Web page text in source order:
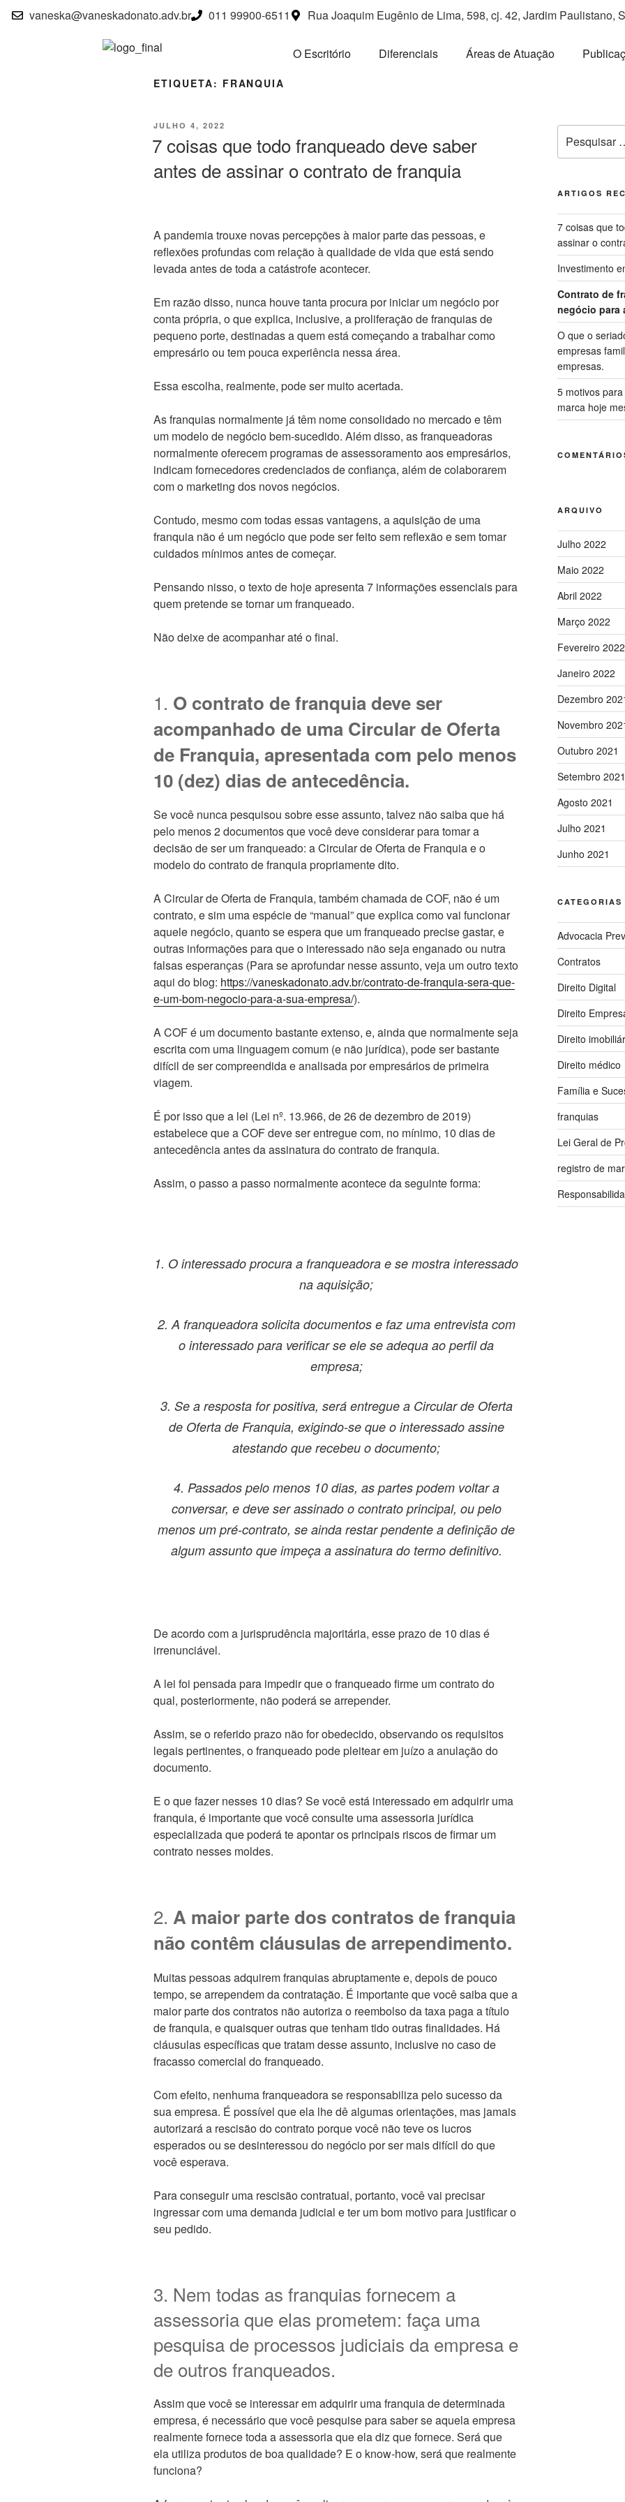
vaneska@vaneskadonato.adv.br 011 99900-6511 Rua Joaquim Eugênio de Lima, 598, cj. 42, Jardim Paulistano,
O Escritório Diferenciais Áreas de Atuação
ETIQUETA: FRANQUIA
JULHO 4, 2022
7 coisas que todo franqueado deve saber
antes de assinar o contrato de franquia
A pandemia trouxe novas percepções à maior parte das pessoas, e
reflexões profundas com relação à qualidade de vida que está sendo
levada antes de toda a catástrofe acontecer.
Em razão disso, nunca houve tanta procura por iniciar um negócio por
conta própria, o que explica, inclusive, a proliferação de franquias de
pequeno porte, destinadas a quem está começando a trabalhar como
empresário ou tem pouca experiência nessa área.
Essa escolha, realmente, pode ser muito acertada.
As franquias normalmente já têm nome consolidado no mercado e têm
um modelo de negócio bem-sucedido. Além disso, as franqueadoras
normalmente oferecem programas de assessoramento aos empresários,
indicam fornecedores credenciados de confiança, além de colaborarem
com o marketing dos novos negócios.
Contudo, mesmo com todas essas vantagens, a aquisição de uma
franquia não é um negócio que pode ser feito sem reflexão e sem tomar
cuidados mínimos antes de começar.
Pensando nisso, o texto de hoje apresenta 7 informações essenciais para
quem pretende se tornar um franqueado.
Não deixe de acompanhar até o final.
1. O contrato de franquia deve ser
acompanhado de uma Circular de Oferta
de Franquia, apresentada com pelo menos
10 (dez) dias de antecedência.
Se você nunca pesquisou sobre esse assunto, talvez não saiba que há
pelo menos 2 documentos que você deve considerar para tomar a
decisão de ser um franqueado: a Circular de Oferta de Franquia e o
modelo do contrato de franquia propriamente dito.
A Circular de Oferta de Franquia, também chamada de COF, não é um
contrato, e sim uma espécie de “manual” que explica como vai funcionar
aquele negócio, quanto se espera que um franqueado precise gastar, e
outras informações para que o interessado não seja enganado ou nutra
falsas esperanças (Para se aprofundar nesse assunto, veja um outro texto
aqui do blog: https://vaneskadonato.adv.br/contrato-de-franquia-sera-que-
e-um-bom-negocio-para-a-sua-empresa/).
A COF é um documento bastante extenso, e, ainda que normalmente seja
escrita com uma linguagem comum (e não jurídica), pode ser bastante
difícil de ser compreendida e analisada por empresários de primeira
viagem.
É por isso que a lei (Lei nº. 13.966, de 26 de dezembro de 2019)
estabelece que a COF deve ser entregue com, no mínimo, 10 dias de
antecedência antes da assinatura do contrato de franquia.
Assim, o passo a passo normalmente acontece da seguinte forma:
1. O interessado procura a franqueadora e se mostra interessado
na aquisição;
2. A franqueadora solicita documentos e faz uma entrevista com
o interessado para verificar se ele se adequa ao perfil da
empresa;
3. Se a resposta for positiva, será entregue a Circular de Oferta
de Oferta de Franquia, exigindo-se que o interessado assine
atestando que recebeu o documento;
4. Passados pelo menos 10 dias, as partes podem voltar a
conversar, e deve ser assinado o contrato principal, ou pelo
menos um pré-contrato, se ainda restar pendente a definição de
algum assunto que impeça a assinatura do termo definitivo.
De acordo com a jurisprudência majoritária, esse prazo de 10 dias é
irrenunciável.
A lei foi pensada para impedir que o franqueado firme um contrato do
qual, posteriormente, não poderá se arrepender.
Assim, se o referido prazo não for obedecido, observando os requisitos
legais pertinentes, o franqueado pode pleitear em juízo a anulação do
documento.
E o que fazer nesses 10 dias? Se você está interessado em adquirir uma
franquia, é importante que você consulte uma assessoria jurídica
especializada que poderá te apontar os principais riscos de firmar um
contrato nesses moldes.
2. A maior parte dos contratos de franquia
não contêm cláusulas de arrependimento.
Muitas pessoas adquirem franquias abruptamente e, depois de pouco
tempo, se arrependem da contratação. É importante que você saiba que a
maior parte dos contratos não autoriza o reembolso da taxa paga a título
de franquia, e quaisquer outras que tenham tido outras finalidades. Há
cláusulas específicas que tratam desse assunto, inclusive no caso de
fracasso comercial do franqueado.
Com efeito, nenhuma franqueadora se responsabiliza pelo sucesso da
sua empresa. É possível que ela lhe dê algumas orientações, mas jamais
autorizará a rescisão do contrato porque você não teve os lucros
esperados ou se desinteressou do negócio por ser mais difícil do que
você esperava.
Para conseguir uma rescisão contratual, portanto, você vai precisar
ingressar com uma demanda judicial e ter um bom motivo para justificar o
seu pedido.
3. Nem todas as franquias fornecem a
assessoria que elas prometem: faça uma
pesquisa de processos judiciais da empresa e
de outros franqueados.
Assim que você se interessar em adquirir uma franquia de determinada
empresa, é necessário que você pesquise para saber se aquela empresa
realmente fornece toda a assessoria que ela diz que fornece. Será que
ela utiliza produtos de boa qualidade? E o know-how, será que realmente
funciona?
ARTIGOS
7 coisas que
assinar o
Investimento
Contrato de
negócio para
O que o
empresas
empresas.
5 motivos
marca hoje
ARQUIVO
Julho 2022
Maio 2022
Abril 2022
Março 2022
Fevereiro 2022
Janeiro 2022
Dezembro
Novembro
Outubro 2021
Setembro 2021
Agosto 2021
Julho 2021
Junho 2021
CATEGORIAS
Advocacia
Contratos
Direito Digital
Direito
Direito
Direito médico
Família e
franquias
Lei Geral de
registro de